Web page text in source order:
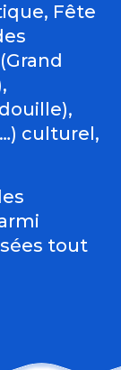
Fête
culturel,
tout